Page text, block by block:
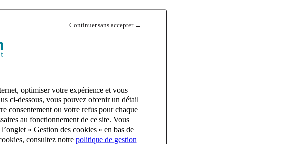
Continuer sans accepter →
optimiser votre expérience et vous
ci-dessous, vous pouvez obtenir un détail
consentement ou votre refus pour chaque
au fonctionnement de ce site. Vous
« Gestion des cookies » en bas de
consultez notre politique de gestion